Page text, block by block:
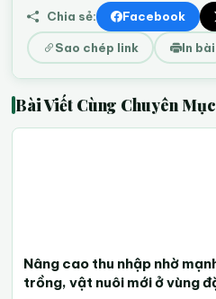
Chia sẻ: Facebook
Sao chép link In bài
Bài Viết Cùng Chuyên Mục
Nâng cao thu nhập nhờ
trồng, vật nuôi mới ở vùng